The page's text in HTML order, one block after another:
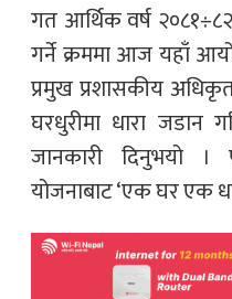
गत आर्थिक वर्ष
गर्ने क्रममा आज यहाँ
प्रमुख प्रशासकीय
घरधुरीमा धारा जडान
जानकारी दिनुभयो ।
योजनाबाट ‘एक घर एक